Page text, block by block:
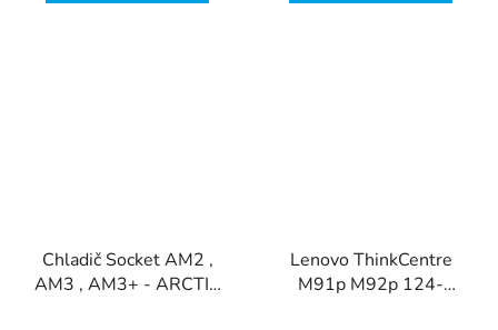
Chladič Socket AM2 ,
AM3 , AM3+ - ARCTIC
Lenovo ThinkCentre
M91p M92p 124-